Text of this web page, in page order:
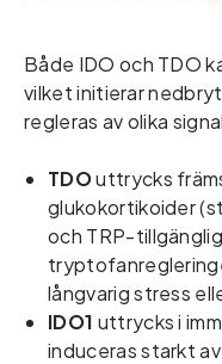
Både IDO och TDO
vilket initierar
regleras av olika
TDO uttrycks
glukokortikoider
och TRP-
långvarig stress
IDO1 uttrycks i
induceras starkt